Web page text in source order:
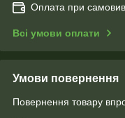
Оплата при
Всі умови оплати
Умови повернення
Повернення товару